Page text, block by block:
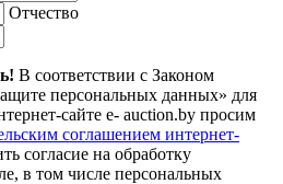
Отчество
В соответствии с Законом
персональных данных» для
сайте e- auction.by просим
соглашением интернет-
согласие на обработку
в том числе персональных